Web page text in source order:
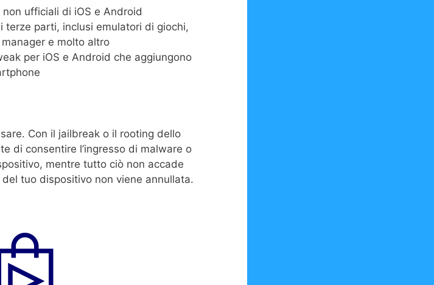
ufficiali di iOS e Android
terze parti, inclusi emulatori di giochi,
e molto altro
per iOS e Android che aggiungono
Con il jailbreak o il rooting dello
di consentire l’ingresso di malware o
mentre tutto ciò non accade
tuo dispositivo non viene annullata.